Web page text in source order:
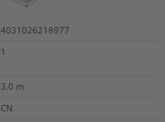
4031026218977
1
3.0 m
CN